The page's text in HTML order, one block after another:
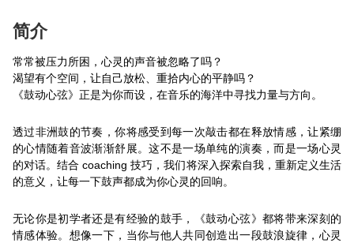
简介
常常被压力所困，心灵的声音被忽略了吗？
渴望有个空间，让自己放松、重拾内心的平静吗？
《鼓动心弦》正是为你而设，在音乐的海洋中寻找力量与方向。
透过非洲鼓的节奏，你将感受到每一次敲击都在释放情感，让紧绷
的心情随着音波渐渐舒展。这不是一场单纯的演奏，而是一场心灵
的对话。结合 coaching 技巧，我们将深入探索自我，重新定义生活
的意义，让每一下鼓声都成为你心灵的回响。
无论你是初学者还是有经验的鼓手，《鼓动心弦》都将带来深刻的
情感体验。想像一下，当你与他人共同创造出一段鼓浪旋律，心灵